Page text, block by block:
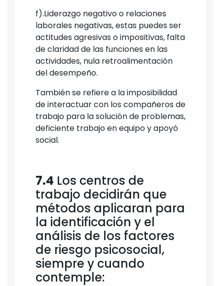
f).Liderazgo negativo o relaciones
laborales negativas, estas puedes ser
actitudes agresivas o impositivas, falta
de claridad de las funciones en las
actividades, nula retroalimentación
del desempeño.
También se refiere a la imposibilidad
de interactuar con los compañeros de
trabajo para la solución de problemas,
deficiente trabajo en equipo y apoyó
social.
7.4 Los centros de
trabajo decidirán que
métodos aplicaran para
la identificación y el
análisis de los factores
de riesgo psicosocial,
siempre y cuando
contemple: